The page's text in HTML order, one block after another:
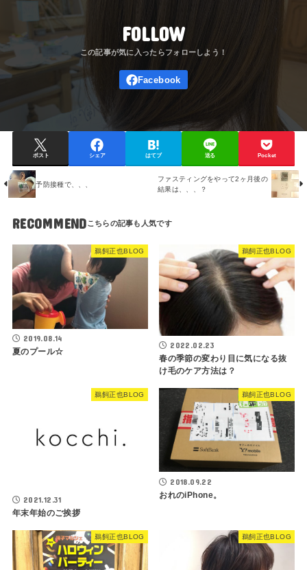
FOLLOW
ポスト シェア はてブ 送る Pocket
予防接種で、、、
ファスティングをやって2ヶ月後の
結果は、、、？
RECOMMEND
鵜飼正也BLOG
2019.08.14
夏のプール☆
鵜飼正也BLOG
2022.02.23
春の季節の変わり目に気になる抜
け毛のケア方法は？
鵜飼正也BLOG
2021.12.31
年末年始のご挨拶
鵜飼正也BLOG
2018.09.22
おれのiPhone。
鵜飼正也BLOG 鵜飼正也BLOG